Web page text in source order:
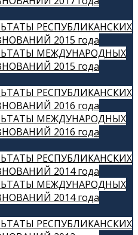
РЕСПУБЛИКАНСКИХ
2015 года
МЕЖДУНАРОДНЫХ
2015 года
РЕСПУБЛИКАНСКИХ
2016 года
МЕЖДУНАРОДНЫХ
2016 года
РЕСПУБЛИКАНСКИХ
2014 года
МЕЖДУНАРОДНЫХ
2014 года
РЕСПУБЛИКАНСКИХ